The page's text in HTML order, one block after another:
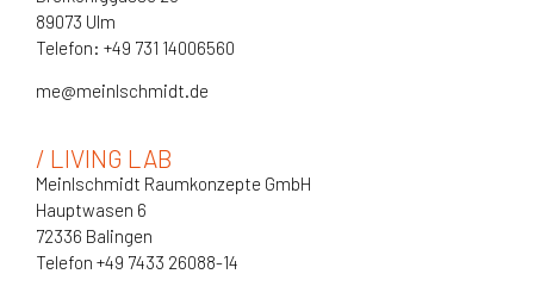
89073 Ulm
Telefon: +49 731 14006560
me@meinlschmidt.de
/ LIVING LAB
Meinlschmidt Raumkonzepte GmbH
Hauptwasen 6
72336 Balingen
Telefon +49 7433 26088-14